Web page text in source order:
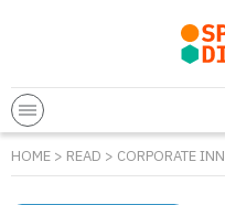
HOME > READ > CORPORATE